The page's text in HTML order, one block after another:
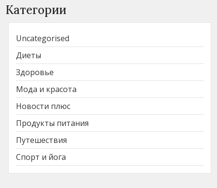
Категории
Uncategorised
Диеты
Здоровье
Мода и красота
Новости плюс
Продукты питания
Путешествия
Спорт и йога